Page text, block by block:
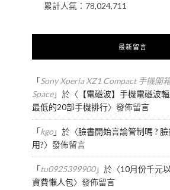
累計人氣： 78,024,711
最新留言
「Sony Xperia XZ1 Compact 手機開
Space」於〈 【電磁波】手機電磁波
最低的20部手機排行〉發佈留言
「kgo」於〈臉書開始言論管制嗎 ?
用?〉發佈留言
「tu0925399900」於〈10月份千元
資費懶人包〉發佈留言